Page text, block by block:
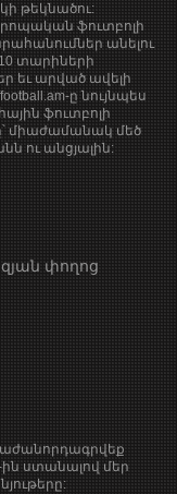
թեկնածու:
ֆուտբոլի
անելու
տարիների
եւ արված ավելի
ը նույնպես
ֆուտբոլի
միաժամանակ մեծ
ու անցյալին:
փողոց
ին ստանալով մեր